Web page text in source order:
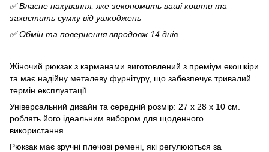
✅ Власне пакування, яке зекономить ваші кошти та
захистить сумку від ушкоджень
✅ Обмін та повернення впродовж 14 днів
Жіночий рюкзак з карманами виготовлений з преміум екошкіри
та має надійну металеву фурнітуру, що забезпечує тривалий
термін експлуатації.
Універсальний дизайн та середній розмір: 27 х 28 х 10 см.
роблять його ідеальним вибором для щоденного
використання.
Рюкзак має зручні плечові ремені, які регулюються за